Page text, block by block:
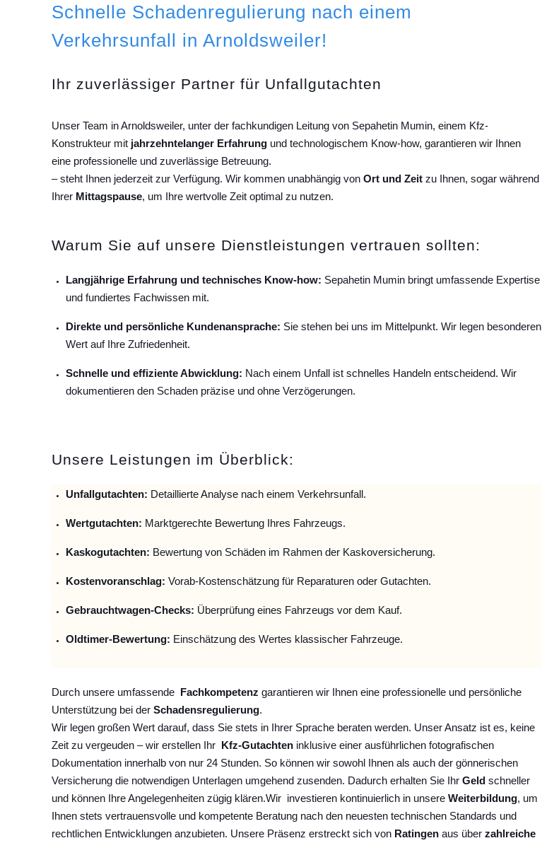
Schnelle Schadenregulierung nach einem
Verkehrsunfall in Arnoldsweiler!
Ihr zuverlässiger Partner für Unfallgutachten
Unser Team in Arnoldsweiler, unter der fachkundigen Leitung von Sepahetin Mumin, einem Kfz-
Konstrukteur mit jahrzehntelanger Erfahrung und technologischem Know-how, garantieren wir Ihnen
eine professionelle und zuverlässige Betreuung.
– steht Ihnen jederzeit zur Verfügung. Wir kommen unabhängig von Ort und Zeit zu Ihnen, sogar während
Ihrer Mittagspause, um Ihre wertvolle Zeit optimal zu nutzen.
Warum Sie auf unsere Dienstleistungen vertrauen sollten:
Langjährige Erfahrung und technisches Know-how: Sepahetin Mumin bringt umfassende Expertise
und fundiertes Fachwissen mit.
Direkte und persönliche Kundenansprache: Sie stehen bei uns im Mittelpunkt. Wir legen besonderen
Wert auf Ihre Zufriedenheit.
Schnelle und effiziente Abwicklung: Nach einem Unfall ist schnelles Handeln entscheidend. Wir
dokumentieren den Schaden präzise und ohne Verzögerungen.
Unsere Leistungen im Überblick:
Unfallgutachten: Detaillierte Analyse nach einem Verkehrsunfall.
Wertgutachten: Marktgerechte Bewertung Ihres Fahrzeugs.
Kaskogutachten: Bewertung von Schäden im Rahmen der Kaskoversicherung.
Kostenvoranschlag: Vorab-Kostenschätzung für Reparaturen oder Gutachten.
Gebrauchtwagen-Checks: Überprüfung eines Fahrzeugs vor dem Kauf.
Oldtimer-Bewertung: Einschätzung des Wertes klassischer Fahrzeuge.
Durch unsere umfassende Fachkompetenz garantieren wir Ihnen eine professionelle und persönliche
Unterstützung bei der Schadensregulierung.
Wir legen großen Wert darauf, dass Sie stets in Ihrer Sprache beraten werden. Unser Ansatz ist es, keine
Zeit zu vergeuden – wir erstellen Ihr
Kfz-Gutachten inklusive einer ausführlichen fotografischen
Dokumentation innerhalb von nur 24 Stunden. So können wir sowohl Ihnen als auch der gönnerischen
Versicherung die notwendigen Unterlagen umgehend zusenden. Dadurch erhalten Sie Ihr Geld schneller
und können Ihre Angelegenheiten zügig klären.Wir investieren kontinuierlich in unsere Weiterbildung, um
Ihnen stets vertrauensvolle und kompetente Beratung nach den neuesten technischen Standards und
rechtlichen Entwicklungen anzubieten. Unsere Präsenz erstreckt sich von Ratingen aus über zahlreiche